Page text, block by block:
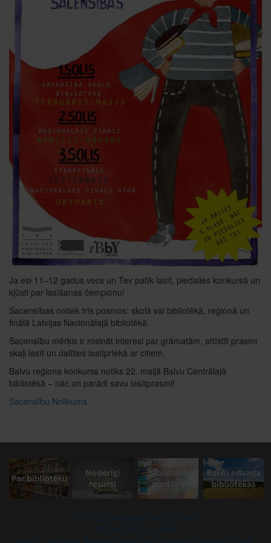
Ja esi 11–12 gadus vecs un Tev patīk lasīt, piedalies konkursā un
kļūsti par lasīšanas čempionu!
Sacensības notiek trīs posmos: skolā vai bibliotēkā, reģionā un
finālā Latvijas Nacionālajā bibliotēkā.
Sacensību mērķis ir rosināt interesi par grāmatām, attīstīt prasmi
skaļi lasīt un dalīties lasītpriekā ar citiem.
Balvu reģiona konkurss notiks 22. maijā Balvu Centrālajā
bibliotēkā – nāc un parādi savu lasītprasmi!
Sacensību Nolikums